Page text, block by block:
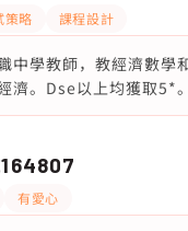
策略 課程設計
中學教師，教經濟數學
濟。Dse以上均獲取5*。
164807
有愛心